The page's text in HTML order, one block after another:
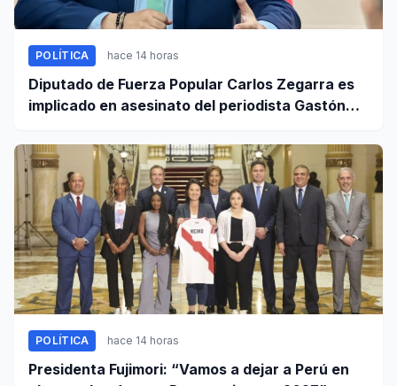
POLÍTICA hace 14 horas
Diputado de Fuerza Popular Carlos Zegarra es
implicado en asesinato del periodista Gastón
POLÍTICA hace 14 horas
Presidenta Fujimori: “Vamos a dejar a Perú en